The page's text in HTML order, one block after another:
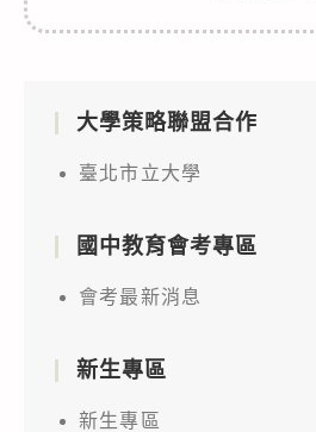
大學策略聯盟合作
臺北市立大學
國中教育會考專區
會考最新消息
新生專區
新生專區